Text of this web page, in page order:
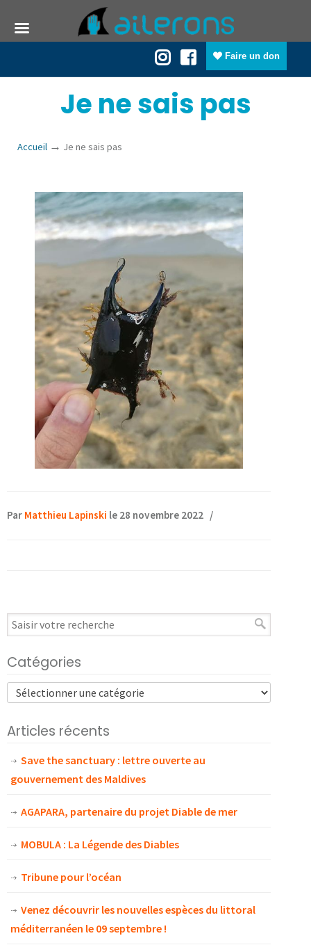
Faire un don
Je ne sais pas
Accueil → Je ne sais pas
Par Matthieu Lapinski le 28 novembre 2022 /
Catégories
Articles récents
Save the sanctuary : lettre ouverte au
gouvernement des Maldives
AGAPARA, partenaire du projet Diable de mer
MOBULA : La Légende des Diables
Tribune pour l’océan
Venez découvrir les nouvelles espèces du littoral
méditerranéen le 09 septembre !